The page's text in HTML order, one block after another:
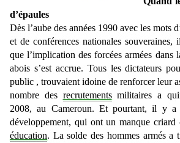
d’épaules
Dès l’aube des années 1990 avec les mots
et de conférences nationales souveraines,
que l’implication des forcées armées dans
abois s’est accrue. Tous les dictateurs
public , trouvaient idoine de renforcer leur
nombre des recrutements militaires a
2008, au Cameroun. Et pourtant, il y a
développement, qui ont un manque criard
éducation. La solde des hommes armés